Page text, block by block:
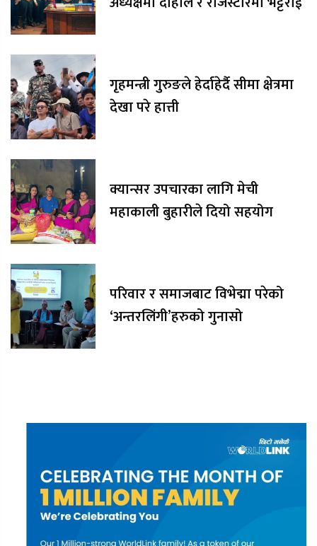
गृहमन्त्री गुरुङले हेर्दाहेर्दै सीमा क्षेत्रमा
देखा परे हात्ती
क्यान्सर उपचारका लागि मेची
महाकाली बुहारीले दियो सहयोग
परिवार र समाजबाट विभेद्मा परेको
‘अन्तरलिंगी’हरुको गुनासो